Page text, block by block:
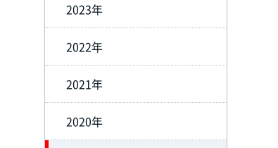
2023年
2022年
2021年
2020年